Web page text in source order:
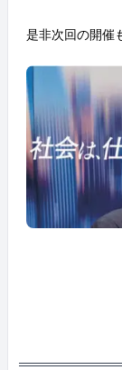
是非次回の開催